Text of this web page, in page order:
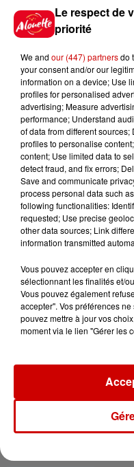
Jeux
Mans
Le
en jet
Podcasts
Le respect de
priorité
We and our (447) partnersdo
your consent and/or our
information on a device; Use
profiles for personalised
advertising; Measure
performance; Understand
of data from different
profiles to personalise
content; Use limited data to
detect fraud, and fix errors;
Save and communicate
process personal data such
following functionalities:
requested; Use precise
other data sources; Link
information transmitted
Vous pouvez accepter en
sélectionnant les finalités et/
Vous pouvez également
accepter". Vos préférences
pouvez mettre à jour vos
moment via le lien "Gérer les